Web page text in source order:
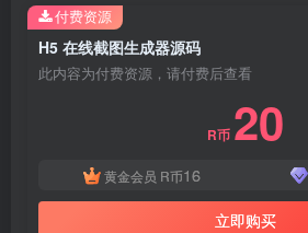
H5 在线截图生成器源码
此内容为付费资源，请付费后查看
R币 20
黄金会员 R币16
立即购买
付费资源